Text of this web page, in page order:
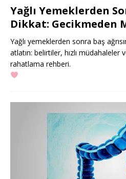
Yağlı Yemeklerden
Dikkat: Gecikmeden
Yağlı yemeklerden sonra baş
atlatın: belirtiler, hızlı müdahaleler
rahatlama rehberi.